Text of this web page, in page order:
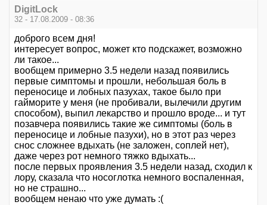
DigitLock
32 - 17.08.2009 - 08:36
доброго всем дня!
интересует вопрос, может кто подскажет, возможно
ли такое...
вообщем примерно 3.5 недели назад появились
первые симптомы и прошли, небольшая боль в
переносице и лобных пазухах, такое было при
гайморите у меня (не пробивали, вылечили другим
способом), выпил лекарство и прошло вроде... и тут
позавчера появились такие же симптомы (боль в
переносице и лобные пазухи), но в этот раз через
снос сложнее вдыхать (не заложен, соплей нет),
даже через рот немного тяжко вдыхать...
после первых проявления 3.5 недели назад, сходил к
лору, сказала что носоглотка немного воспаленная,
но не страшно...
вообщем ненаю что уже думать :(